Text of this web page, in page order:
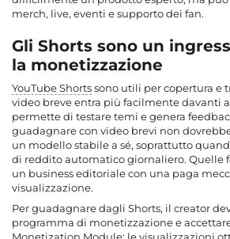
merch, live, eventi e supporto dei fan.
Gli Shorts sono un
la monetizzazione
YouTube Shortssono utili per copertura e
video breve entra più facilmente davanti
permette di testare temi e genera
guadagnare con video brevi non
un modello stabile a sé, soprattutto
di reddito automatico giornaliero. Quelle
un business editoriale con una paga
visualizzazione.
Per guadagnare dagli Shorts, il creator
programma di monetizzazione e
Monetization Module; le visualizzazioni